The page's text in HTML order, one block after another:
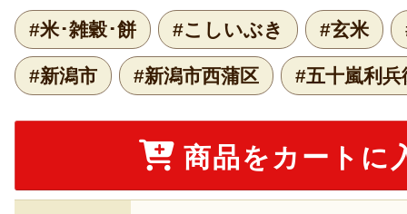
#米･雑穀･餅 #こしいぶき #玄米
#新潟市 #新潟市西蒲区 #五十嵐利兵
商品をカートに